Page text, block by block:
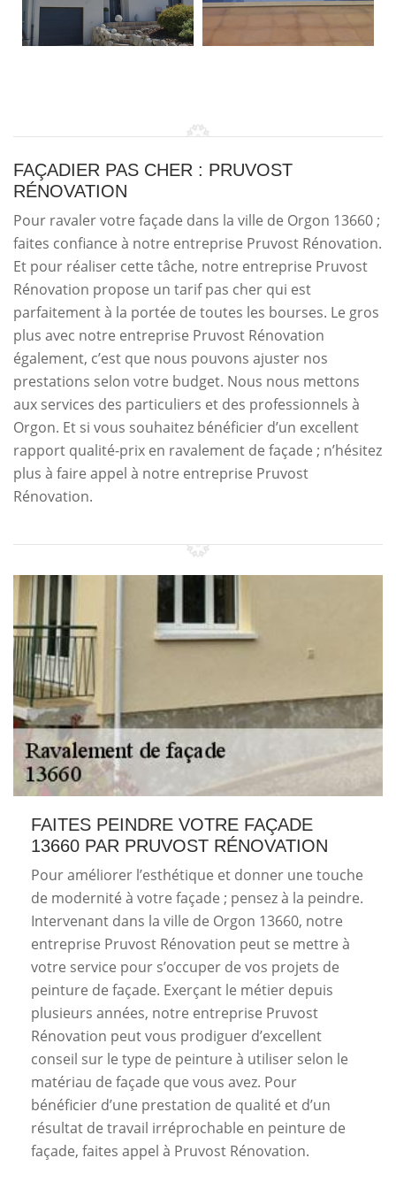
FAÇADIER PAS CHER : PRUVOST
RÉNOVATION
Pour ravaler votre façade dans la ville de Orgon 13660 ;
faites confiance à notre entreprise Pruvost Rénovation.
Et pour réaliser cette tâche, notre entreprise Pruvost
Rénovation propose un tarif pas cher qui est
parfaitement à la portée de toutes les bourses. Le gros
plus avec notre entreprise Pruvost Rénovation
également, c’est que nous pouvons ajuster nos
prestations selon votre budget. Nous nous mettons
aux services des particuliers et des professionnels à
Orgon. Et si vous souhaitez bénéficier d’un excellent
rapport qualité-prix en ravalement de façade ; n’hésitez
plus à faire appel à notre entreprise Pruvost
Rénovation.
FAITES PEINDRE VOTRE FAÇADE
13660 PAR PRUVOST RÉNOVATION
Pour améliorer l’esthétique et donner une touche
de modernité à votre façade ; pensez à la peindre.
Intervenant dans la ville de Orgon 13660, notre
entreprise Pruvost Rénovation peut se mettre à
votre service pour s’occuper de vos projets de
peinture de façade. Exerçant le métier depuis
plusieurs années, notre entreprise Pruvost
Rénovation peut vous prodiguer d’excellent
conseil sur le type de peinture à utiliser selon le
matériau de façade que vous avez. Pour
bénéficier d’une prestation de qualité et d’un
résultat de travail irréprochable en peinture de
façade, faites appel à Pruvost Rénovation.